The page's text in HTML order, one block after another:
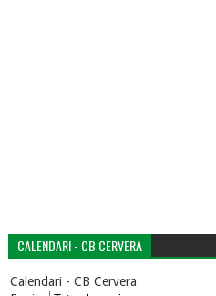
CALENDARI - CB CERVERA
Calendari - CB Cervera